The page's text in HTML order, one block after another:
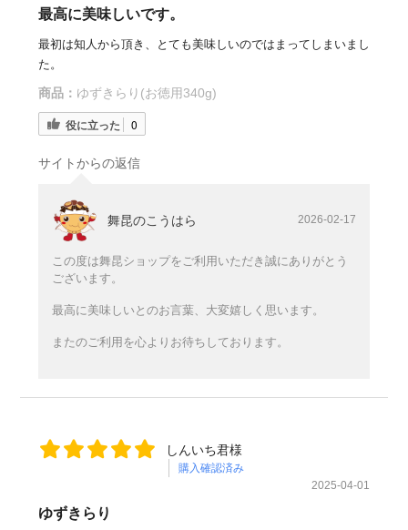
最高に美味しいです。
最初は知人から頂き、とても美味しいのではまってしまいまし
た。
商品： ゆずきらり(お徳用340g)
役に立った 0
サイトからの返信
舞昆のこうはら 2026-02-17
この度は舞昆ショップをご利用いただき誠にありがとう
ございます。
最高に美味しいとのお言葉、大変嬉しく思います。
またのご利用を心よりお待ちしております。
しんいち君様
購入確認済み
2025-04-01
ゆずきらり